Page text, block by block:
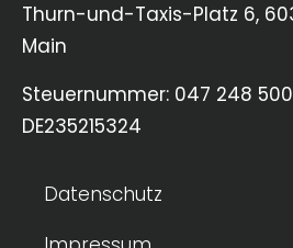
Thurn-und-Taxis-Platz 6,
Main
Steuernummer: 047 248
DE235215324
Datenschutz